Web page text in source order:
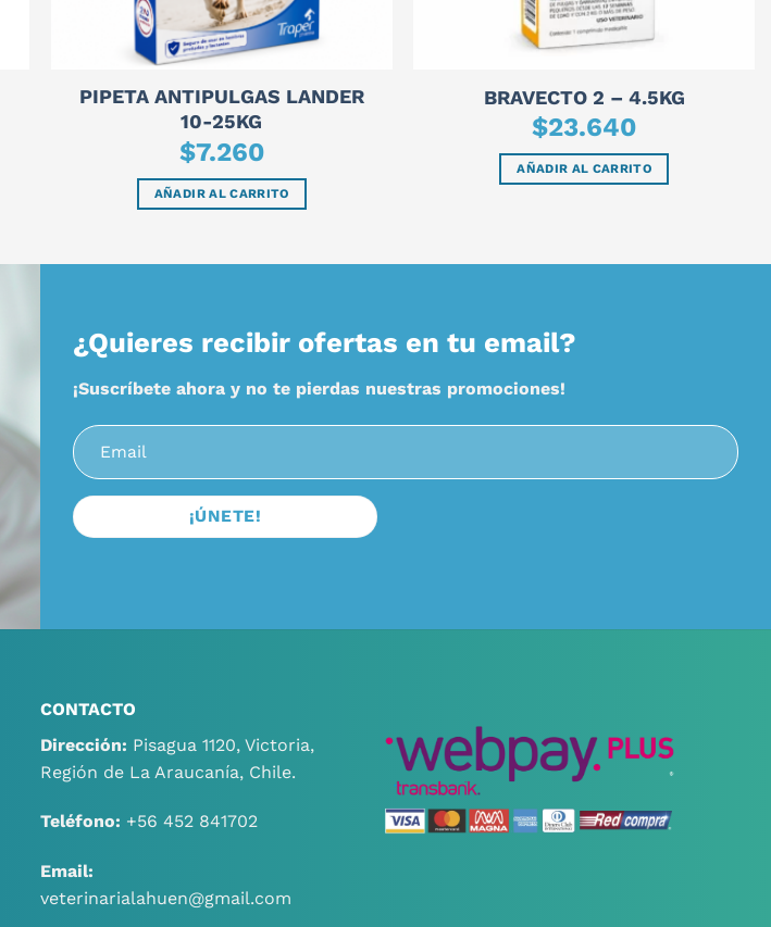
PIPETA ANTIPULGAS LANDER
10-25KG
$7.260
AÑADIR AL CARRITO
BRAVECTO 2 – 4.5KG
$23.640
AÑADIR AL CARRITO
¿Quieres recibir ofertas en tu email?
¡Suscríbete ahora y no te pierdas nuestras promociones!
CONTACTO
Dirección: Pisagua 1120, Victoria,
Región de La Araucanía, Chile.
Teléfono: +56 452 841702
Email:
veterinarialahuen@gmail.com